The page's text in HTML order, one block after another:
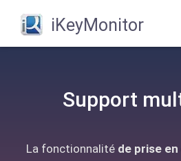
iKeyMonitor
Support
La fonctionnalité de prise